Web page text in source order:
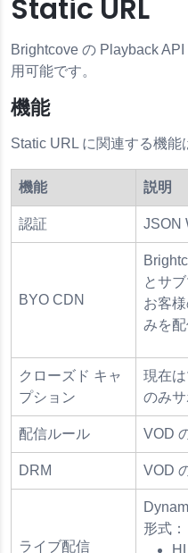
Static URL
Brightcove の Playback
用可能です。
機能
Static URL に関連する機能
機能 説明
認証 JSON
BYO CDN
とサ
お客
みを配
クローズド キャ
プション
現在
のみサ
配信ルール VOD
DRM VOD
ライブ配信
形式：